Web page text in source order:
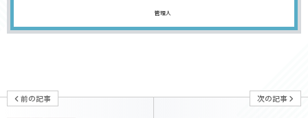
管理人
前の記事 次の記事